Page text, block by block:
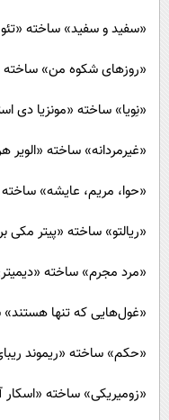
«سفید و سفید» ساخته
«روزهای شکوه من» ساخته
«نِویا» ساخته «مونزیا دی
«غیرمردانه» ساخته «الویر
«حوا، مریم، عایشه»
«ریالتو» ساخته «پیتر مکی
«مرد مجرم» ساخته
«غول‌هایی که تنها
«حکم» ساخته «ریموند
«زومیریکی» ساخته «اسکار